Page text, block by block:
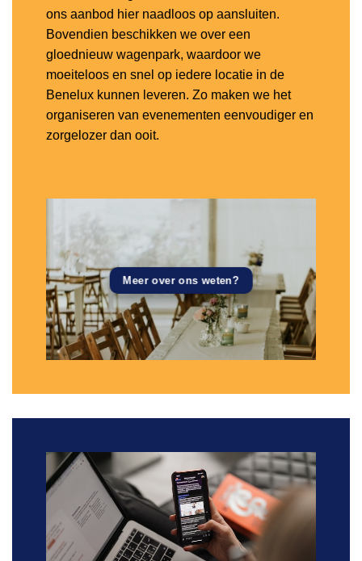
ons aanbod hier naadloos op aansluiten.
Bovendien beschikken we over een
gloednieuw wagenpark, waardoor we
moeiteloos en snel op iedere locatie in de
Benelux kunnen leveren. Zo maken we het
organiseren van evenementen eenvoudiger en
zorgelozer dan ooit.
Meer over ons weten?